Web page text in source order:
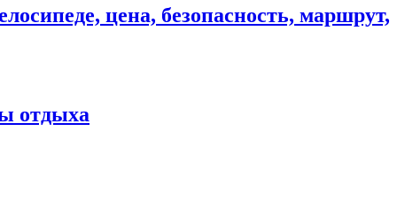
цена, безопасность, маршрут,
отдыха